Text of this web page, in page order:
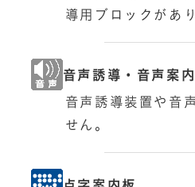
導用ブロックがあ
音声誘導・音声案内
音声誘導装置や音
せん。